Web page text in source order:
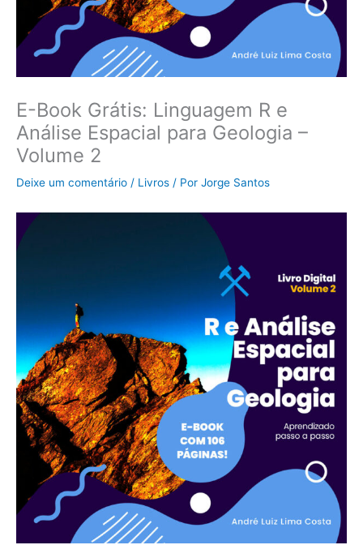
E-Book Grátis: Linguagem R e
Análise Espacial para Geologia –
Volume 2
Deixe um comentário / Livros / Por Jorge Santos